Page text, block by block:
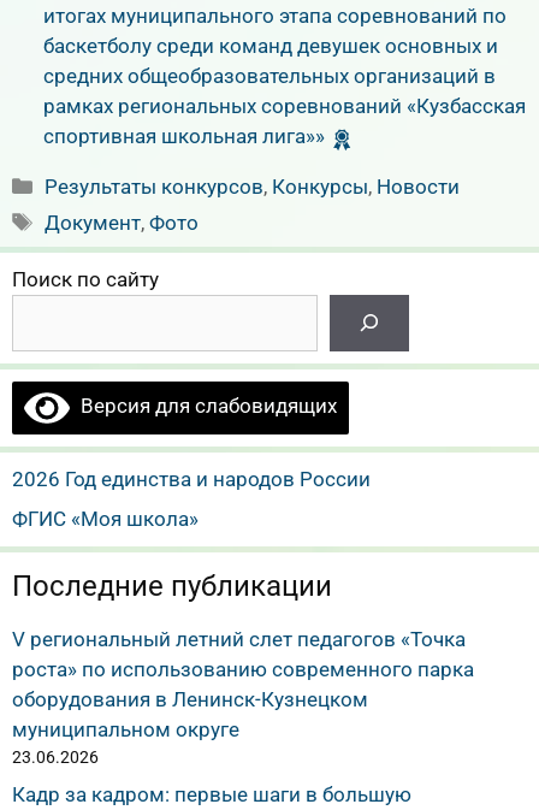
итогах муниципального этапа соревнований по
баскетболу среди команд девушек основных и
средних общеобразовательных организаций в
рамках региональных соревнований «Кузбасская
спортивная школьная лига»»
Рубрики
Результаты конкурсов, Конкурсы, Новости
Метки
Документ,Фото
Поиск по сайту
Версия для слабовидящих
2026 Год единства и народов России
ФГИС «Моя школа»
Последние публикации
V региональный летний слет педагогов «Точка
роста» по использованию современного парка
оборудования в Ленинск-Кузнецком
муниципальном округе
23.06.2026
Кадр за кадром: первые шаги в большую